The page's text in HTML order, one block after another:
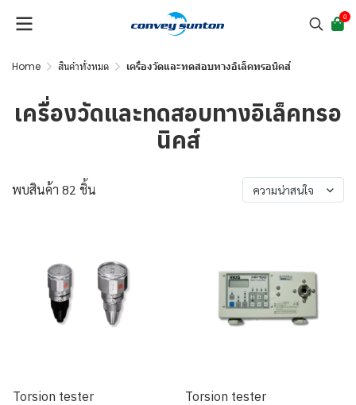
0
Home สินค้าทั้งหมด เครื่องวัดและทดสอบทางอิเล็คทรอนิคส์
เครื่องวัดและทดสอบทางอิเล็คทรอ
นิคส์
พบสินค้า 82 ชิ้น ความน่าสนใจ
Torsion tester Torsion tester